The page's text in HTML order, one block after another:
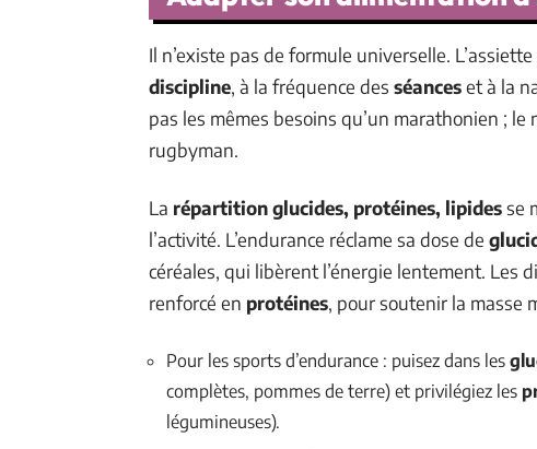
Il n’existe pas de formule universelle.
discipline, à la fréquence des séanceset à la
pas les mêmes besoins qu’un marathonien ;
rugbyman.
La répartition glucides, protéines, lipidesse
l’activité. L’endurance réclame sa dose de
céréales, qui libèrent l’énergie lentement. Les
renforcé en protéines, pour soutenir la masse
Pour les sports d’endurance : puisez dans les
complètes, pommes de terre) et privilégiez les
légumineuses).